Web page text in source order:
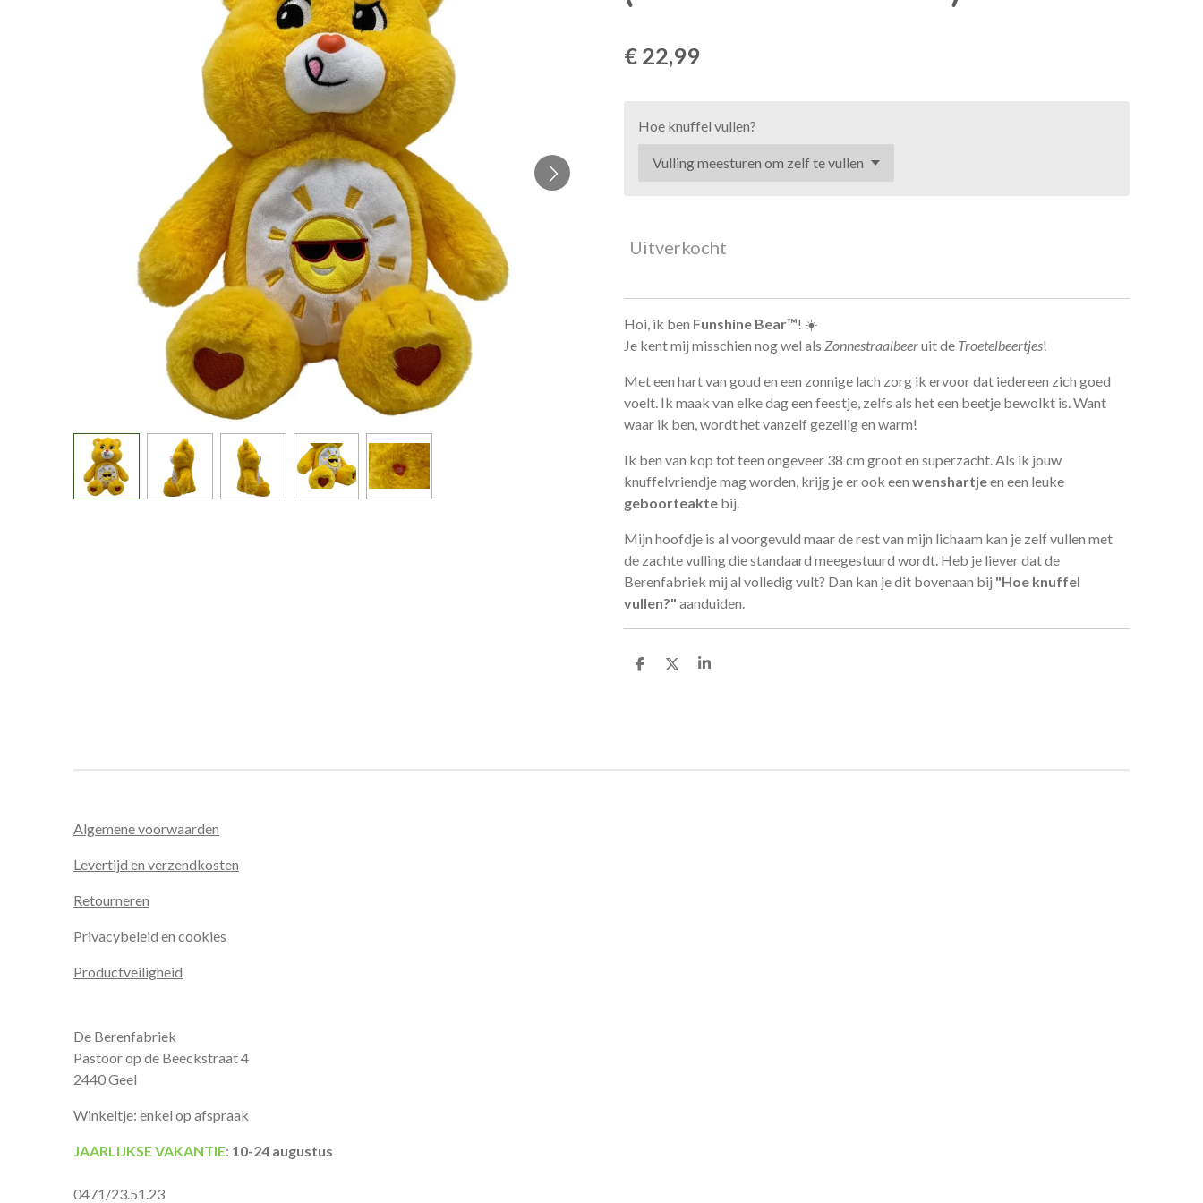
€ 22,99
Hoe knuffel vullen?
Uitverkocht
Hoi, ik ben Funshine Bear™! ☀️
Je kent mij misschien nog wel als Zonnestraalbeeruit de Troetelbeertjes!
Met een hart van goud en een zonnige lach zorg ik ervoor dat iedereen zich goed
voelt. Ik maak van elke dag een feestje, zelfs als het een beetje bewolkt is. Want
waar ik ben, wordt het vanzelf gezellig en warm!
Ik ben van kop tot teen ongeveer 38 cm groot en superzacht. Als ik jouw
knuffelvriendje mag worden, krijg je er ook een wenshartjeen een leuke
geboorteakte bij.
Mijn hoofdje is al voorgevuld maar de rest van mijn lichaam kan je zelf vullen met
de zachte vulling die standaard meegestuurd wordt. Heb je liever dat de
Berenfabriek mij al volledig vult? Dan kan je dit bovenaan bij "Hoe knuffel
vullen?" aanduiden.
D
D
S
Algemene voorwaarden
Levertijd en verzendkosten
Retourneren
Privacybeleid en cookies
Productveiligheid
De Berenfabriek
Pastoor op de Beeckstraat 4
2440 Geel
Winkeltje: enkel op afspraak
JAARLIJKSE VAKANTIE: 10-24 augustus
0471/23.51.23